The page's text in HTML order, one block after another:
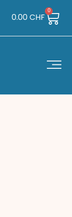
0.00CHF
0